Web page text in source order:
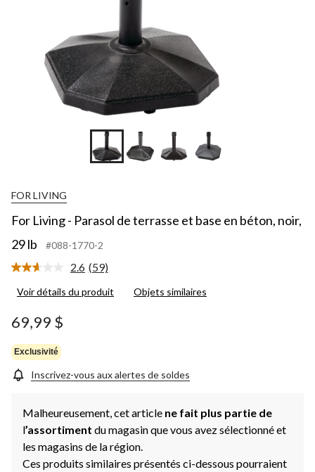
FOR LIVING
For Living - Parasol de terrasse et base en béton, noir,
29 lb
#088-1770-2
2.6 Lire
59
(59)
Voir détails du produit Objets similaires
69,99 $
Exclusivité
Inscrivez-vous aux alertes de soldes
Malheureusement, cet article ne fait plus partie de
l’assortiment du magasin que vous avez sélectionné et
les magasins de la région.
Ces produits similaires présentés ci-dessous pourraient